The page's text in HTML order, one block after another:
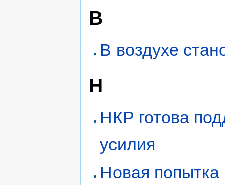
В
В воздухе
Н
НКР готова
усилия
Новая попытка